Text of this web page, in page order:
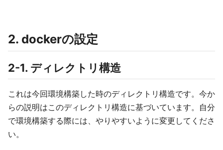
2. dockerの設定
2-1. ディレクトリ構造
これは今回環境構築した時のディレクトリ構造です。今か
らの説明はこのディレクトリ構造に基づいています。自分
で環境構築する際には、やりやすいように変更してくださ
い。